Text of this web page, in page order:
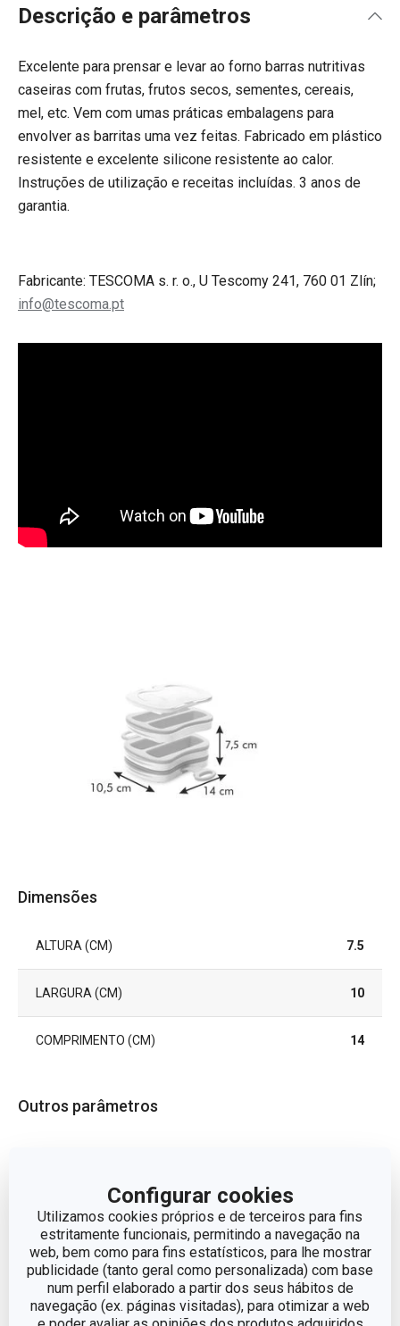
Configurar cookies
Utilizamos cookies próprios e de terceiros para fins
estritamente funcionais, permitindo a navegação na
web, bem como para fins estatísticos, para lhe mostrar
publicidade (tanto geral como personalizada) com base
num perfil elaborado a partir dos seus hábitos de
navegação (ex. páginas visitadas), para otimizar a web
Descrição e parâmetros
Excelente para prensar e levar ao forno barras nutritivas
caseiras com frutas, frutos secos, sementes, cereais,
mel, etc. Vem com umas práticas embalagens para
envolver as barritas uma vez feitas. Fabricado em plástico
resistente e excelente silicone resistente ao calor.
Instruções de utilização e receitas incluídas. 3 anos de
garantia.
Fabricante: TESCOMA s. r. o., U Tescomy 241, 760 01 Zlín;
info@tescoma.pt
Dimensões
ALTURA (CM) 7.5
LARGURA (CM) 10
COMPRIMENTO (CM) 14
Outros parâmetros
LINHA DE PRODUTO DELLA CASA
MATERIAL plástico, silicone
TIPO barra de pressão